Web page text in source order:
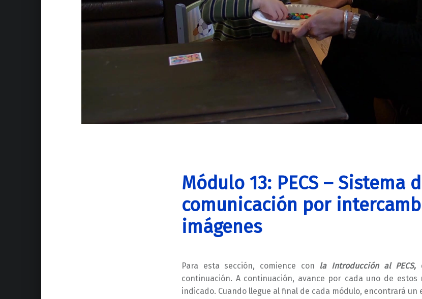
Módulo 13: PECS – Sistema
comunicación por
imágenes
Para esta sección, comience con la Introducción al PECS,
continuación. A continuación, avance por cada uno de
indicado. Cuando llegue al final de cada módulo, encontrará un